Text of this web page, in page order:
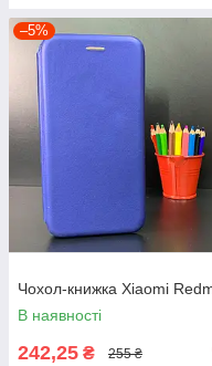
–5%
Чохол-книжка Xiaomi
В наявності
242,25 ₴ 255 ₴